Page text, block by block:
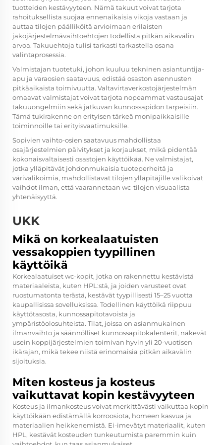
tuotteiden kestävyyteen. Nämä takuut voivat tarjota
rahoituksellista suojaa ennenaikaisia vikoja vastaan ja
auttaa tilojen päälliköitä arvioimaan erilaisten
jakojärjestelmävaihtoehtojen todellista pitkän aikavälin
arvoa. Takuuehtoja tulisi tarkasti tarkastella osana
valintaprosessia.
Valmistajan tuotetuki, johon kuuluu tekninen asiantuntija-
apu ja varaosien saatavuus, edistää osaston asennusten
pitkäaikaista toimivuutta. Valtavirtaverkostojärjestelmän
omaavat valmistajat voivat tarjota nopeammat vastausajat
takuuongelmiin sekä jatkuvan kunnossapidon tarpeisiin.
Tämä tukirakenne on erityisen tärkeä monipaikkaisille
toiminnoille tai erityisvaatimuksille.
Sopivien vaihto-osien saatavuus mahdollistaa
osajärjestelmien päivitykset ja korjaukset, mikä pidentää
kokonaisvaltaisesti osastojen käyttöikää. Ne valmistajat,
jotka ylläpitävät johdonmukaisia tuoteperheitä ja
värivalikoimia, mahdollistavat tilojen ylläpitäjille valikoivat
vaihdot ilman, että vaarannetaan wc-tilojen visuaalista
yhtenäisyyttä.
UKK
Mikä on korkealaatuisten
vessakoppien tyypillinen
käyttöikä
Korkealaatuiset wc-kopit, jotka on rakennettu kestävistä
materiaaleista, kuten HPL:stä, ja joiden varusteet ovat
ruostumatonta terästä, kestävät tyypillisesti 15–25 vuotta
kaupallisissa sovelluksissa. Todellinen käyttöikä riippuu
käyttötasosta, kunnossapitotavoista ja
ympäristöolosuhteista. Tilat, joissa on asianmukainen
ilmanvaihto ja säännölliset kunnossapitokalenterit, näkevät
usein koppijärjestelmien toimivan hyvin yli 20-vuotisen
ikärajan, mikä tekee niistä erinomaisia pitkän aikavälin
sijoituksia.
Miten kosteus ja kosteus
vaikuttavat kopin kestävyyteen
Kosteus ja ilmankosteus voivat merkittävästi vaikuttaa kopin
käyttöikään edistämällä korroosiota, homeen kasvua ja
materiaalien heikkenemistä. Ei-imevätyt materiaalit, kuten
HPL, kestävät kosteuden tunkeutumista paremmin kuin